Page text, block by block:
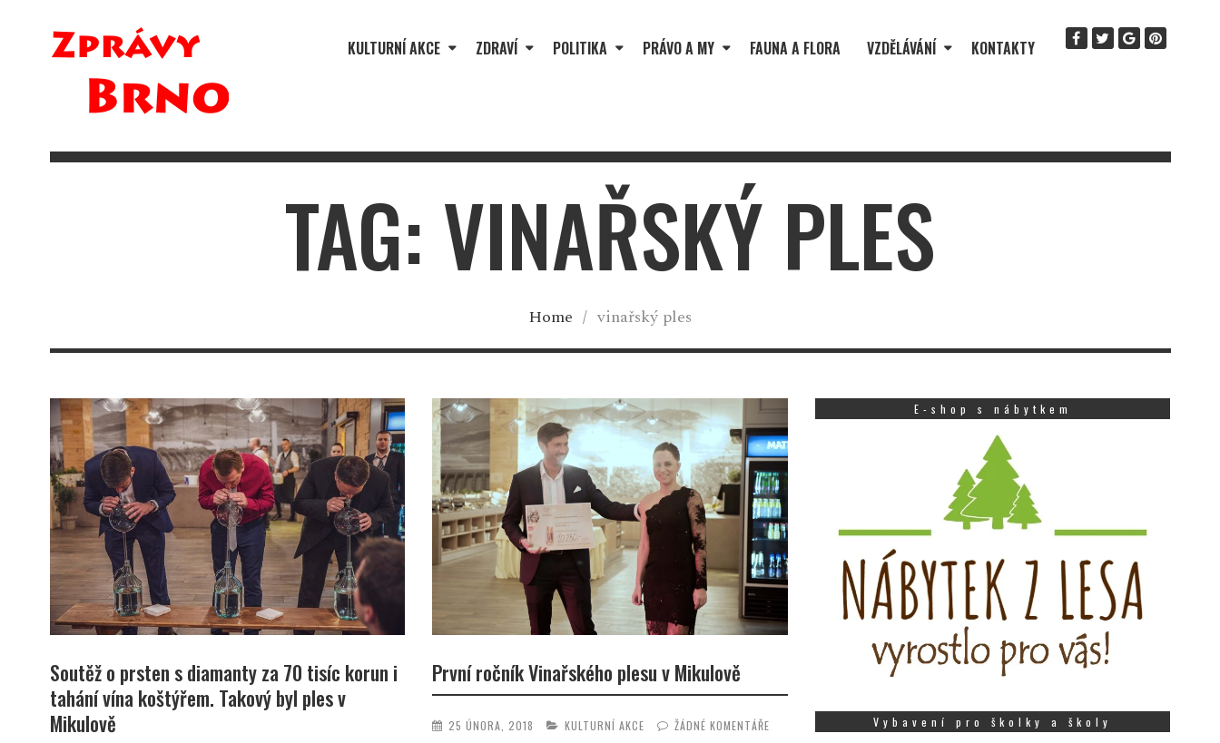
KULTURNÍ AKCE ZDRAVÍ POLITIKA PRÁVO A MY FAUNA A FLORA VZDĚLÁVÁNÍ KONTAKTY
TAG: VINAŘSKÝ PLES
Home / vinařský ples
Soutěž o prsten s diamanty za 70 tisíc korun i
tahání vína koštýřem. Takový byl ples v
Mikulově
První ročník Vinařského plesu v Mikulově
25 ÚNORA, 2018 KULTURNÍ AKCE ŽÁDNÉ KOMENTÁŘE
E-shop s nábytkem
Vybavení pro školky a školy